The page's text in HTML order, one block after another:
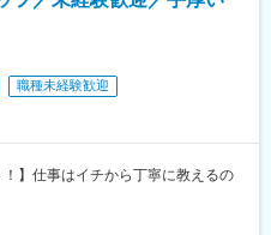
中央駅(北大阪急行)、茨木駅、北新
屋駅、豊橋駅、刈谷駅、赤池駅(愛
寺駅、博多駅、天神駅、小倉駅(福
駅、西新駅、天神南駅、大橋駅(福
井駅、北参道駅、浜松町駅、西日
、江古田駅、二子新地駅、阿倍野
宮駅前駅、なかもず駅、千鳥橋
)、新豊橋駅、祇園駅(福岡県)、西
尻大橋駅、高松駅(東京都)、新橋
浜駅、桜木町駅、二俣新町駅、松
センター駅、みつわ台駅、蘇我
駅、船橋日大前駅、柏駅、柏の葉
稲毛駅、新八柱駅、大宮駅(埼玉
駅、北浦和駅、浦和駅、和光市
居駅(阪和線)、沢ノ町駅、我孫子町
、ポートタウン東駅、トレードセン
職種未経験歓迎
！】仕事はイチから丁寧に教えるの